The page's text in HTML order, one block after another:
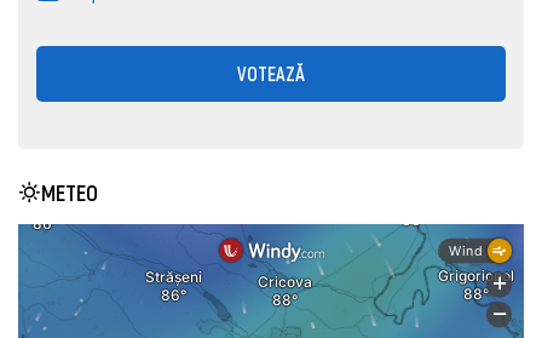
VOTEAZĂ
METEO